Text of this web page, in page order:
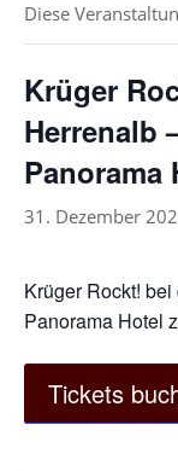
Diese
Krüger
Herrenalb
Panorama
31. Dezember
Krüger Rockt!
Panorama Hotel
Tickets